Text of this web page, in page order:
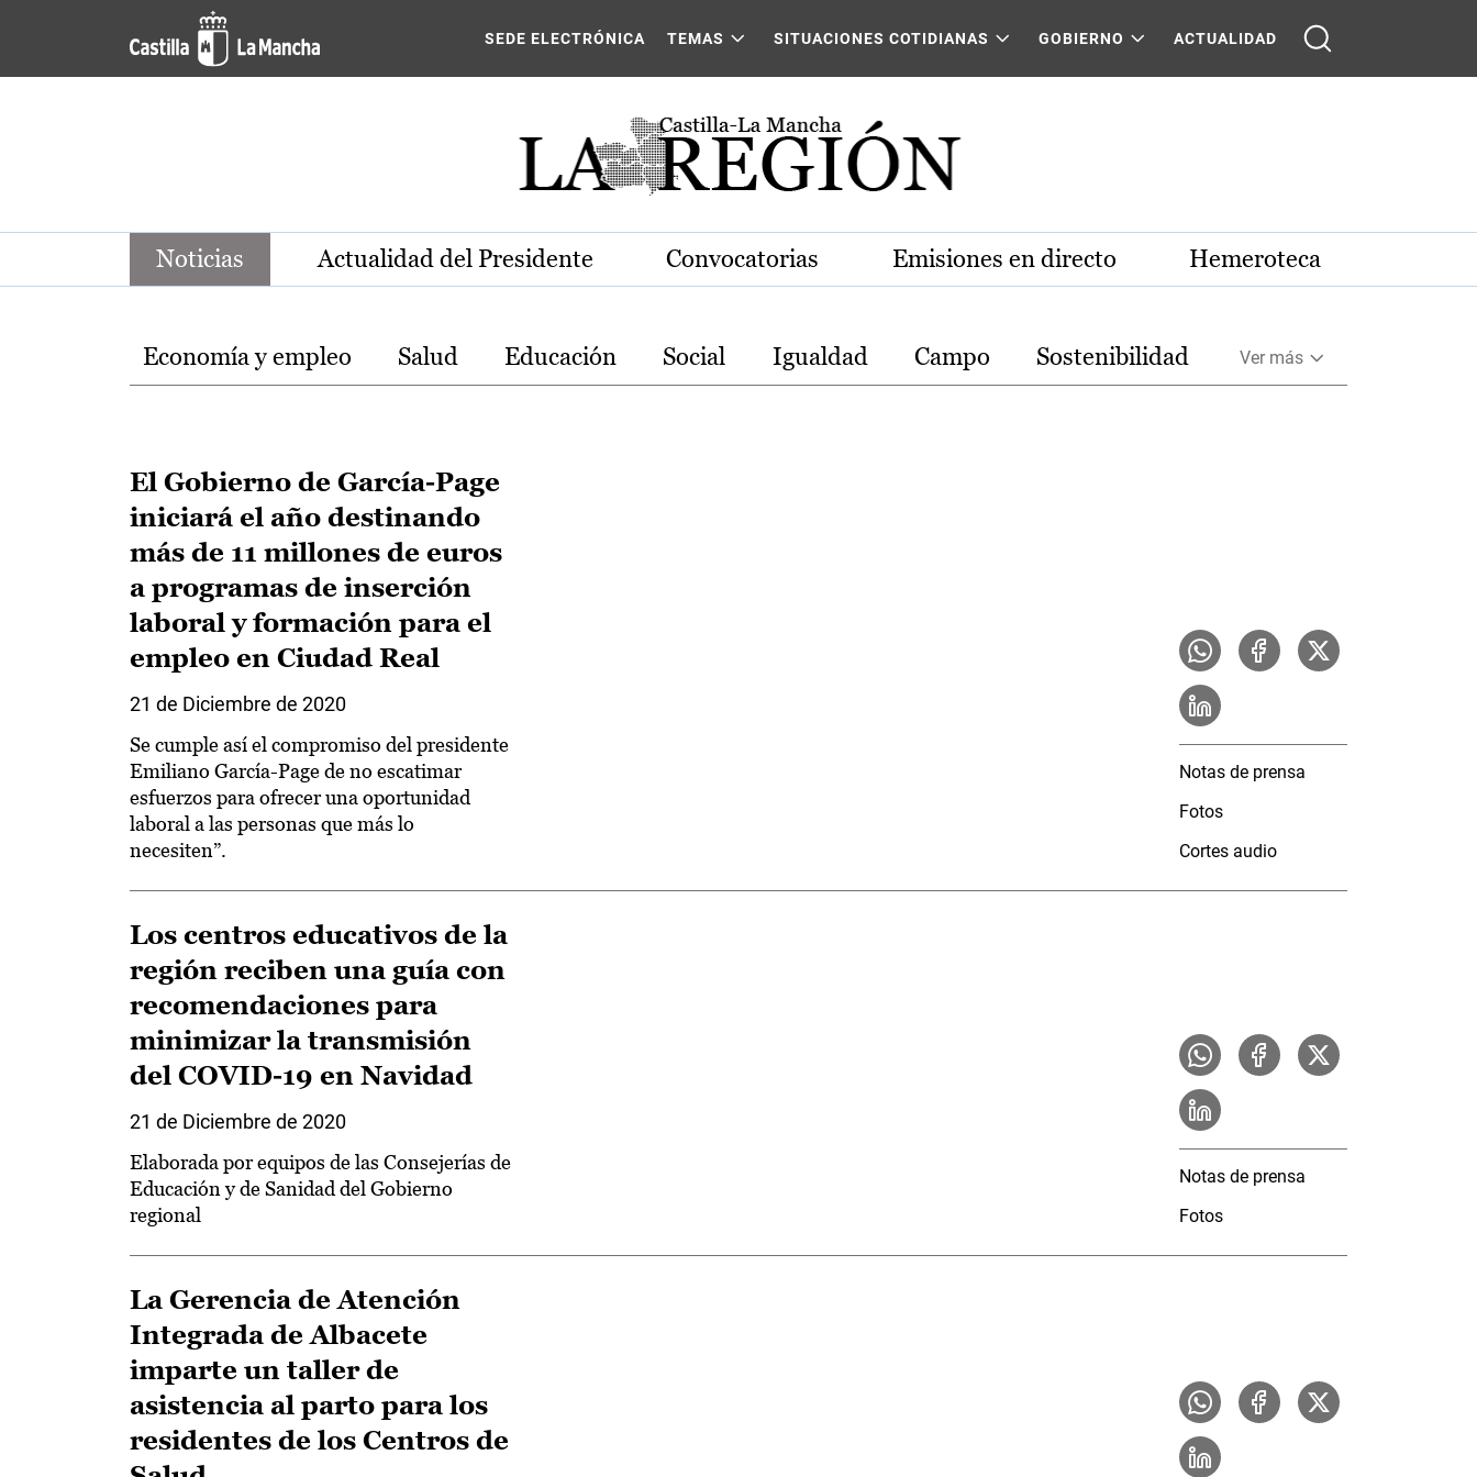
Pasar al contenido principal
Noticias de la región de Castilla-La Mancha
SEDE ELECTRÓNICA TEMAS SITUACIONES COTIDIANAS GOBIERNO ACTUALIDAD
Noticias Actualidad del Presidente Convocatorias Emisiones en directo Hemeroteca
Temas
Economía y empleo Salud Educación Social Igualdad Campo Sostenibilidad Ver más
El Gobierno de García-Page
iniciará el año destinando
más de 11 millones de euros
a programas de inserción
laboral y formación para el
empleo en Ciudad Real
21 de Diciembre de 2020
Se cumple así el compromiso del presidente
Emiliano García-Page de no escatimar
esfuerzos para ofrecer una oportunidad
laboral a las personas que más lo
necesiten”.
Notas de prensa
Fotos
Cortes audio
Los centros educativos de la
región reciben una guía con
recomendaciones para
minimizar la transmisión
del COVID-19 en Navidad
21 de Diciembre de 2020
Elaborada por equipos de las Consejerías de
Educación y de Sanidad del Gobierno
regional
Notas de prensa
Fotos
La Gerencia de Atención
Integrada de Albacete
imparte un taller de
asistencia al parto para los
residentes de los Centros de